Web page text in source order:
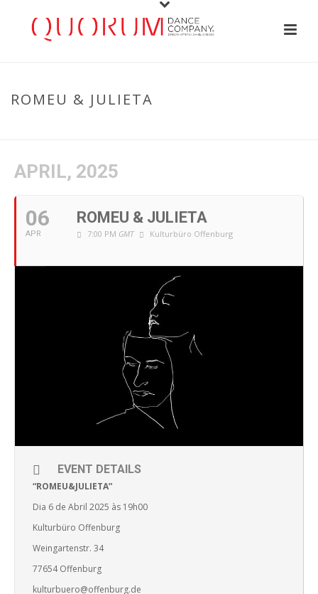
ROMEU & JULIETA
APRIL, 2025
06
APR
ROMEU & JULIETA
7:00 PM GMT Kulturbüro Offenburg
EVENT DETAILS
“ROMEU&JULIETA”
Dia 6 de Abril 2025 às 19h00
Kulturbüro Offenburg
Weingartenstr. 34
77654 Offenburg
kulturbuero@offenburg.de